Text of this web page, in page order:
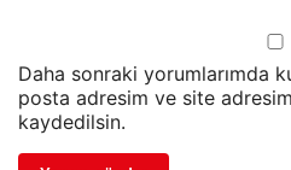
Daha sonraki yorumlarımda
posta adresim ve site
kaydedilsin.